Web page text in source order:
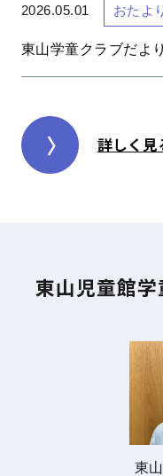
2026.05.01 おたよ
東山学童クラブだよ
詳しく見
東山児童館
東